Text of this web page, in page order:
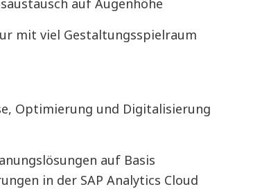
auf Augenhöhe
mit viel Gestaltungsspielraum
Optimierung und Digitalisierung
auf Basis
in der SAP Analytics Cloud